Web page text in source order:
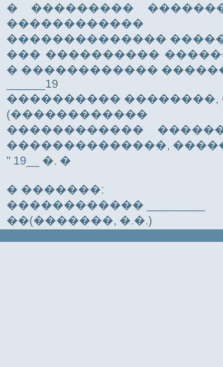
� ���������
������������
��������������
��� ����������
� ������������
______19
����������
������������
��������������,
" 19__ �. �
� �������:
������������ _________
��(�������, �.�.)